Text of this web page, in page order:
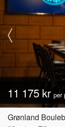
11 175 kr per